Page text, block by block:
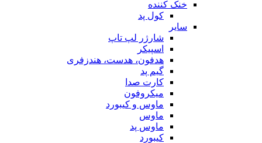
خنک کننده
کول پد
سایر
شارژر لپ تاپ
اسپیکر
هدفون، هدست، هندزفری
گیم پد
کارت صدا
میکروفون
ماوس و کیبورد
ماوس
ماوس پد
کیبورد